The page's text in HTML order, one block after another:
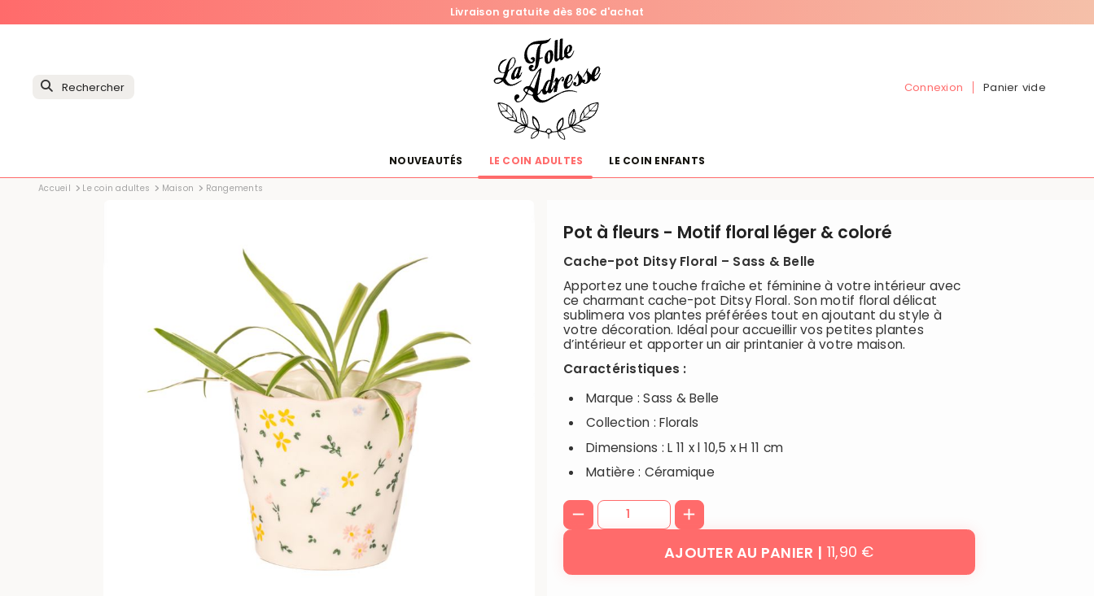
Livraison gratuite dès 80€ d'achat
Connexion Panier vide
NOUVEAUTÉS LE COIN ADULTES LE COIN ENFANTS
Accueil Le coin adultes Maison Rangements
Pot à fleurs - Motif floral léger & coloré
Cache-pot Ditsy Floral – Sass & Belle
Apportez une touche fraîche et féminine à votre intérieur avec
ce charmant cache-pot Ditsy Floral. Son motif floral délicat
sublimera vos plantes préférées tout en ajoutant du style à
votre décoration. Idéal pour accueillir vos petites plantes
d’intérieur et apporter un air printanier à votre maison.
Caractéristiques :
Marque : Sass & Belle
Collection : Florals
Dimensions : L 11 x l 10,5 x H 11 cm
Matière : Céramique
11,90 €
AJOUTER AU PANIER